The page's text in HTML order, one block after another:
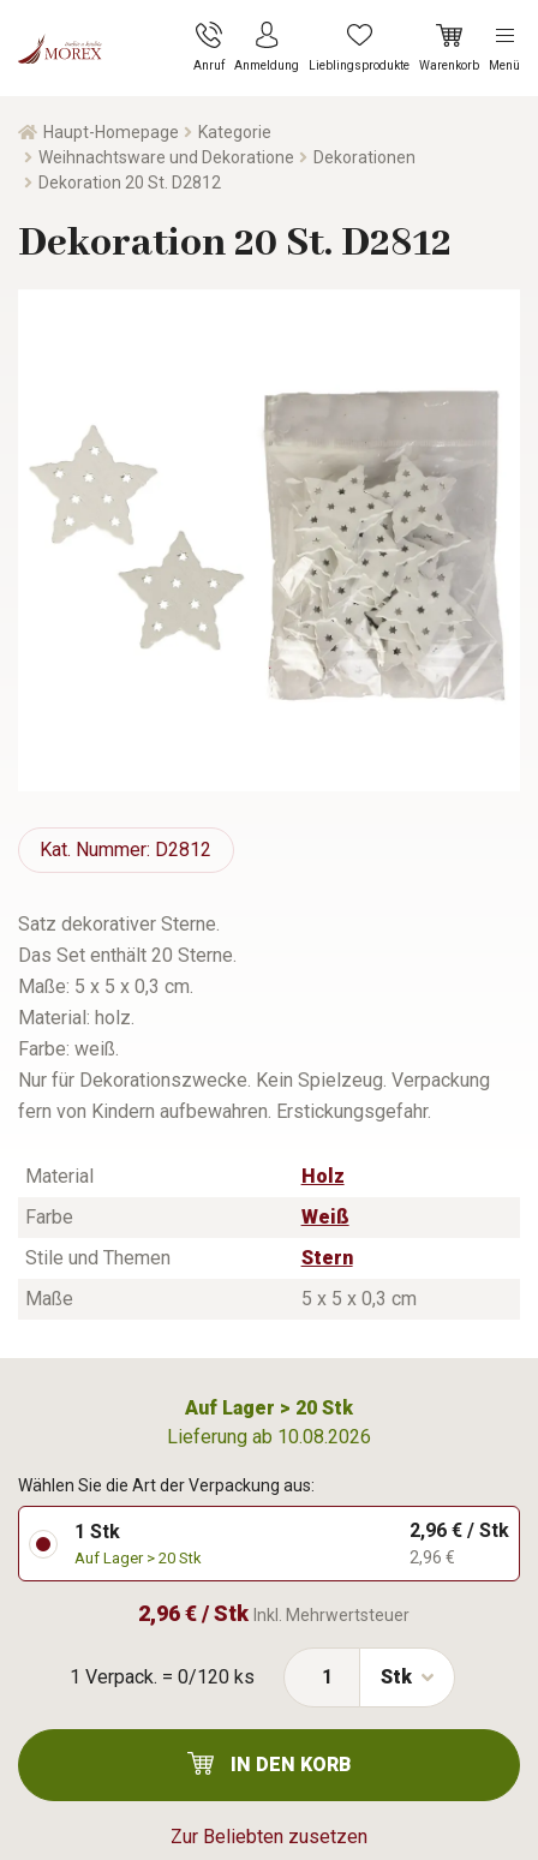
Anruf Anmeldung Lieblingsprodukte Warenkorb Menü
Haupt-Homepage
Kategorie
Weihnachtsware und Dekoratione
Dekorationen
Dekoration 20 St. D2812
Dekoration 20 St. D2812
Kat. Nummer: D2812
Satz dekorativer Sterne.
Das Set enthält 20 Sterne.
Maße: 5 x 5 x 0,3 cm.
Material: holz.
Farbe: weiß.
Nur für Dekorationszwecke. Kein Spielzeug. Verpackung
fern von Kindern aufbewahren. Erstickungsgefahr.
Material
Holz
Farbe
Weiß
Stile und Themen
Stern
Maße
5 x 5 x 0,3 cm
Auf Lager > 20 Stk
Lieferung ab 10.08.2026
1 Verpack. = 0/120 ks
Zur Beliebten zusetzen
Wählen Sie die Art der Verpackung aus:
1 Stk
Auf Lager > 20 Stk
2,96 € / Stk
2,96 €
2,96 € / Stk Inkl. Mehrwertsteuer
Stk
IN DEN KORB